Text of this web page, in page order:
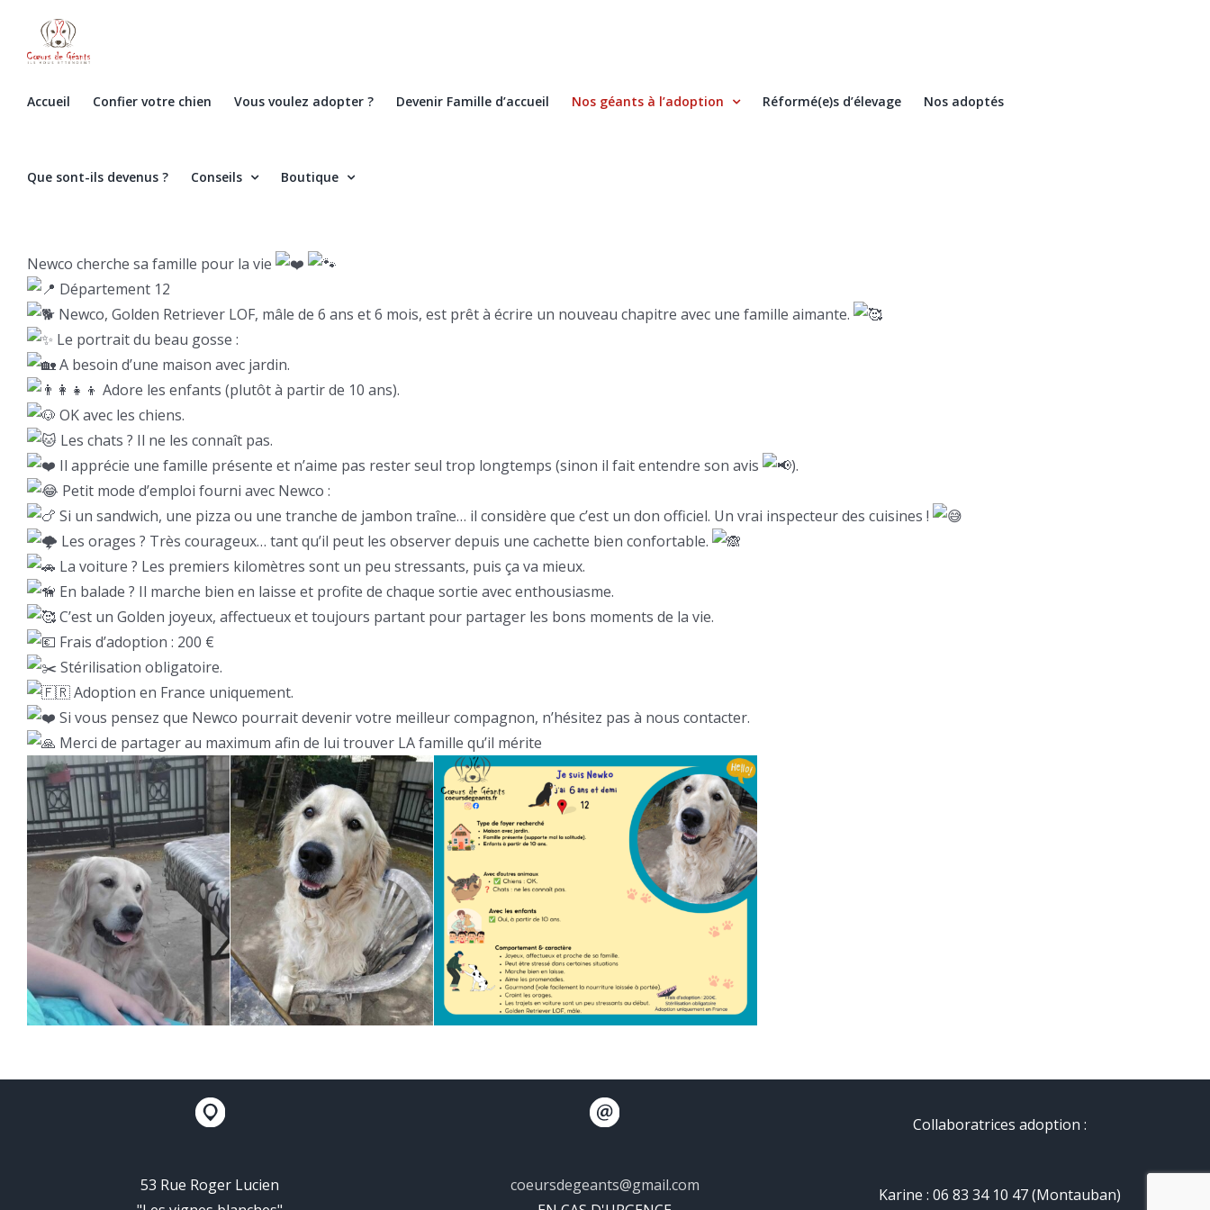
content
Accueil Confier votre chien Vous voulez adopter ? Devenir Famille d’accueil Nos géants à l’adoption Réformé(e)s d’élevage Nos adoptés
Que sont-ils devenus ? Conseils Boutique
Newco cherche sa famille pour la vie
Département 12
Newco, Golden Retriever LOF, mâle de 6 ans et 6 mois, est prêt à écrire un nouveau chapitre avec une famille aimante.
Le portrait du beau gosse :
A besoin d’une maison avec jardin.
Adore les enfants (plutôt à partir de 10 ans).
OK avec les chiens.
Les chats ? Il ne les connaît pas.
Il apprécie une famille présente et n’aime pas rester seul trop longtemps (sinon il fait entendre son avis
).
Petit mode d’emploi fourni avec Newco :
Si un sandwich, une pizza ou une tranche de jambon traîne… il considère que c’est un don officiel. Un vrai inspecteur des cuisines !
Les orages ? Très courageux… tant qu’il peut les observer depuis une cachette bien confortable.
La voiture ? Les premiers kilomètres sont un peu stressants, puis ça va mieux.
En balade ? Il marche bien en laisse et profite de chaque sortie avec enthousiasme.
C’est un Golden joyeux, affectueux et toujours partant pour partager les bons moments de la vie.
Frais d’adoption : 200 €
Stérilisation obligatoire.
Adoption en France uniquement.
Si vous pensez que Newco pourrait devenir votre meilleur compagnon, n’hésitez pas à nous contacter.
Merci de partager au maximum afin de lui trouver LA famille qu’il mérite
53 Rue Roger Lucien
coeursdegeants@gmail.com
Collaboratrices adoption :
Karine : 06 83 34 10 47 (Montauban)